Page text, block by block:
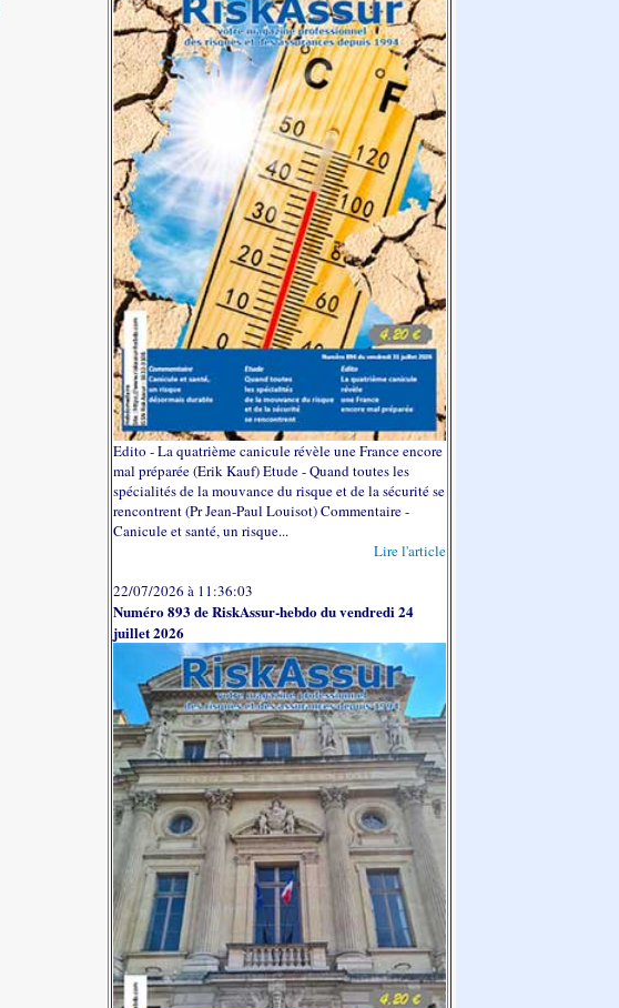
Edito - La quatrième canicule révèle une France encore
mal préparée (Erik Kauf) Etude - Quand toutes les
spécialités de la mouvance du risque et de la sécurité se
rencontrent (Pr Jean-Paul Louisot) Commentaire -
Canicule et santé, un risque...
Lire l'article
22/07/2026 à 11:36:03
Numéro 893 de RiskAssur-hebdo du vendredi 24
juillet 2026